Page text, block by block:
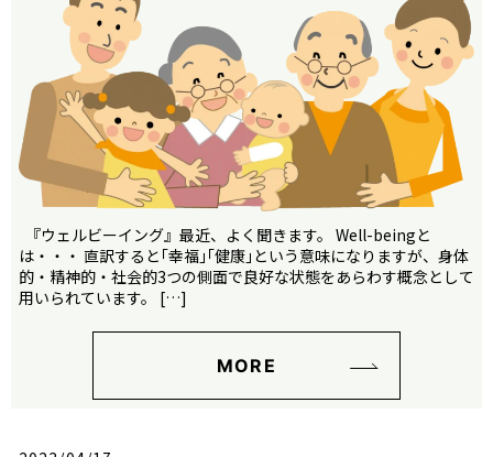
『ウェルビーイング』最近、よく聞きます。 Well-beingと
は・・・ 直訳すると｢幸福｣｢健康｣という意味になりますが、身体
的・精神的・社会的3つの側面で良好な状態をあらわす概念として
用いられています。 […]
MORE